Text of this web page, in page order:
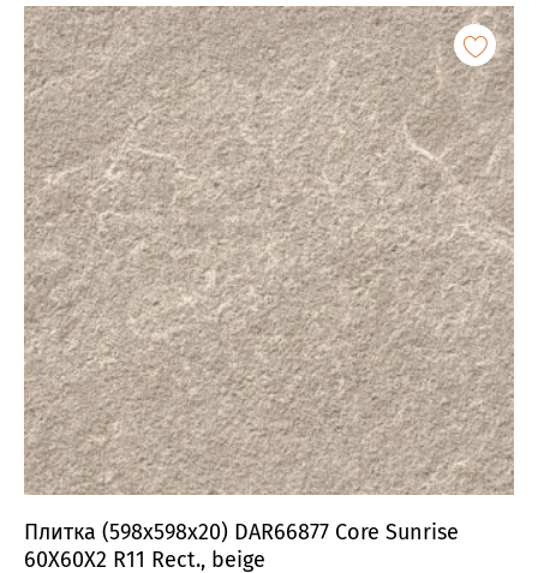
Плитка (598x598x20) DAR66877 Core Sunrise
60X60X2 R11 Rect., beige